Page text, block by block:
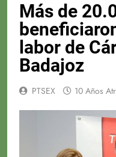
Más de
labor de
Badajoz
PTSEX 10 Años